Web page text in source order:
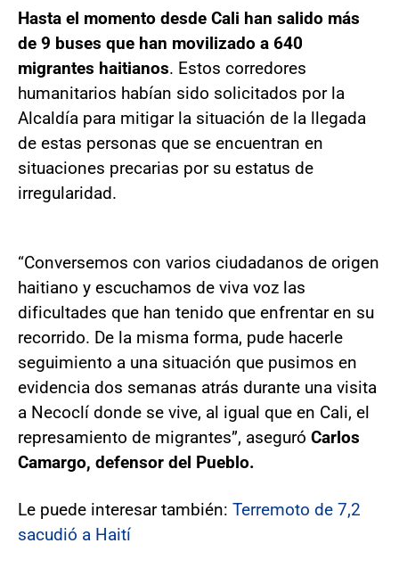
Hasta el momento desde Cali han salido más
de 9 buses que han movilizado a 640
migrantes haitianos. Estos corredores
humanitarios habían sido solicitados por la
Alcaldía para mitigar la situación de la llegada
de estas personas que se encuentran en
situaciones precarias por su estatus de
irregularidad.
“Conversemos con varios ciudadanos de origen
haitiano y escuchamos de viva voz las
dificultades que han tenido que enfrentar en su
recorrido. De la misma forma, pude hacerle
seguimiento a una situación que pusimos en
evidencia dos semanas atrás durante una visita
a Necoclí donde se vive, al igual que en Cali, el
represamiento de migrantes”, aseguró Carlos
Camargo, defensor del Pueblo.
Le puede interesar también: Terremoto de 7,2
sacudió a Haití